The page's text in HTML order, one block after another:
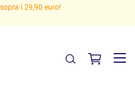
i 29,90 euro!